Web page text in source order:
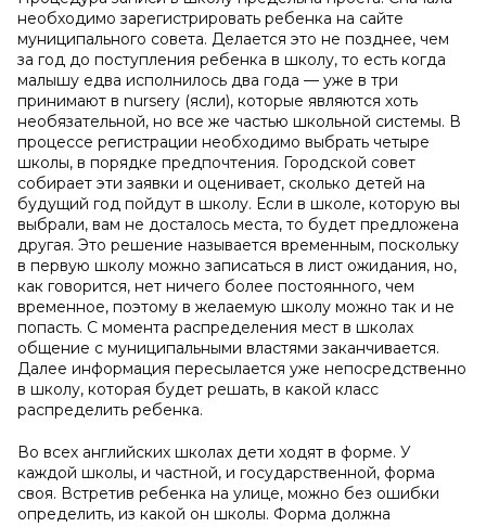
необходимо зарегистрировать ребенка на сайте
муниципального совета. Делается это не позднее, чем
за год до поступления ребенка в школу, то есть когда
малышу едва исполнилось два года — уже в три
принимают в nursery (ясли), которые являются хоть
необязательной, но все же частью школьной системы. В
процессе регистрации необходимо выбрать четыре
школы, в порядке предпочтения. Городской совет
собирает эти заявки и оценивает, сколько детей на
будущий год пойдут в школу. Если в школе, которую вы
выбрали, вам не досталось места, то будет предложена
другая. Это решение называется временным, поскольку
в первую школу можно записаться в лист ожидания, но,
как говорится, нет ничего более постоянного, чем
временное, поэтому в желаемую школу можно так и не
попасть. С момента распределения мест в школах
общение с муниципальными властями заканчивается.
Далее информация пересылается уже непосредственно
в школу, которая будет решать, в какой класс
распределить ребенка.
Во всех английских школах дети ходят в форме. У
каждой школы, и частной, и государственной, форма
своя. Встретив ребенка на улице, можно без ошибки
определить, из какой он школы. Форма должна